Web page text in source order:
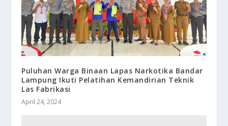
Puluhan Warga Binaan Lapas Narkotika Bandar
Lampung Ikuti Pelatihan Kemandirian Teknik
Las Fabrikasi
April 24, 2024